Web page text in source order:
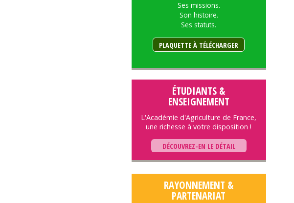
Ses missions.
Son histoire.
Ses statuts.
PLAQUETTE À TÉLÉCHARGER
ÉTUDIANTS &
ENSEIGNEMENT
L'Académie d'Agriculture de France,
une richesse à votre disposition !
DÉCOUVREZ-EN LE DÉTAIL
RAYONNEMENT &
PARTENARIAT